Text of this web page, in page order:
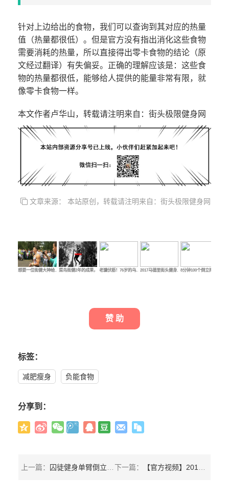
针对上边给出的食物，我们可以查询到其对应的热量
值（热量都很低）。但是官方没有指出消化这些食物
需要消耗的热量，所以直接得出零卡食物的结论（原
文经过翻译）有失偏妥。正确的理解应该是：这些食
物的热量都很低，能够给人提供的能量非常有限，就
像零卡食物一样。
本文作者卢华山，转载请注明来自：街头极限健身网
文章来源： 本站原创，转载请注明来自：街头极限健身网
想要一位街健大神给… 菜鸟街健2年的成果，…老骥伏枥！76岁的乌…2017马德里街头健身…8分钟100个倒立撑!我…
赞 助
标签：
减肥瘦身 负能食物
分享到：
上一篇： 囚徒健身单臂倒立撑为什么没有视频？告诉你真相 下一篇： 【官方视频】2015年街头健身世界锦标赛